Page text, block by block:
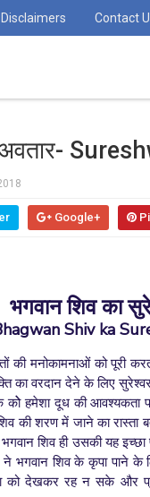
Disclaimers Contact
अवतार-
Google+
भगवान शिव का
Shiv ka
की मनोकामनाओं को पूरी
का वरदान देने के लिए
हमेशा दूध की आवश्यकता
की शरण में जाने का रास्ता
शिव ही उसकी यह
शिव के कृपा पाने के
को देखकर रह न सके और